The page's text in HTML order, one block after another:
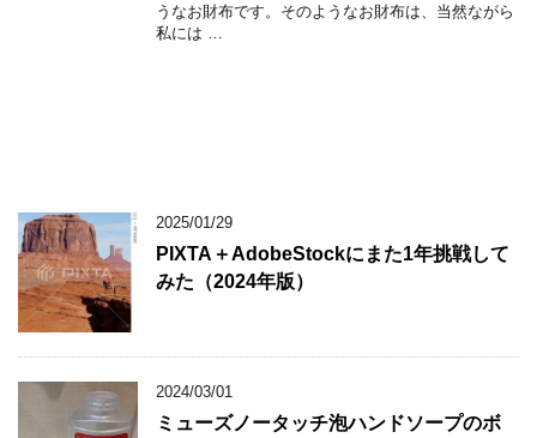
うなお財布です。そのようなお財布は、当然ながら
私には …
2025/01/29
PIXTA＋AdobeStockにまた1年挑戦して
みた（2024年版）
2024/03/01
ミューズノータッチ泡ハンドソープのボ